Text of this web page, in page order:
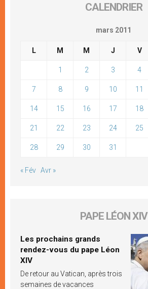
CALENDRIER
mars 2011
L M M J V
1 2 3 4
7 8 9 10 11
14 15 16 17 18
21 22 23 24 25
28 29 30 31
« Fév Avr »
PAPE LÉON XIV
Les prochains grands
rendez-vous du pape Léon
XIV
De retour au Vatican, après trois
semaines de vacances